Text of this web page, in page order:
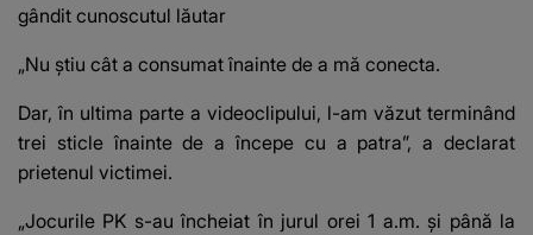
gândit cunoscutul lăutar
„Nu știu cât a consumat înainte de a mă conecta.
Dar, în ultima parte a videoclipului, l-am văzut terminând
trei sticle înainte de a începe cu a patra”, a declarat
prietenul victimei.
„Jocurile PK s-au încheiat în jurul orei 1 a.m. și până la